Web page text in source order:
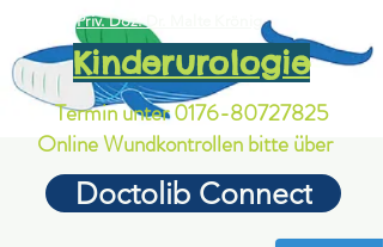
Priv. Doz. Dr. Malte Krönig
Kinderurologie
Doctolib Connect
Termin unter0176-80727825
Online Wundkontrollen bitte über